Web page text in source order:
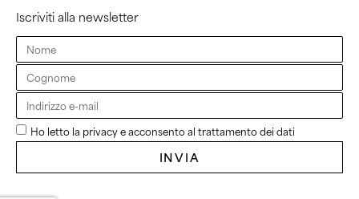
Iscriviti alla newsletter
Ho letto la privacy e acconsento al trattamento dei dati
INVIA